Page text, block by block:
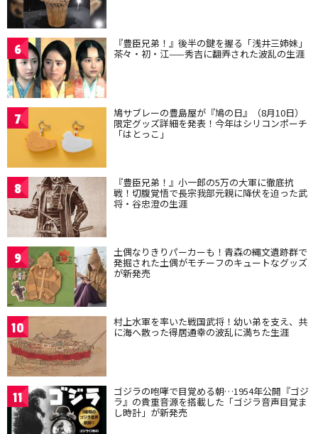
6 『豊臣兄弟！』後半の鍵を握る「浅井三姉妹」
茶々・初・江——秀吉に翻弄された波乱の生涯
7 鳩サブレーの豊島屋が『鳩の日』（8月10日）
限定グッズ詳細を発表！今年はシリコンポーチ
「はとっこ」
8 『豊臣兄弟！』小一郎の5万の大軍に徹底抗
戦！切腹覚悟で長宗我部元親に降伏を迫った武
将・谷忠澄の生涯
9 土偶なりきりパーカーも！青森の縄文遺跡群で
発掘された土偶がモチーフのキュートなグッズ
が新発売
10 村上水軍を率いた戦国武将！幼い弟を支え、共
に海へ散った得居通幸の波乱に満ちた生涯
11 ゴジラの咆哮で目覚める朝…1954年公開『ゴジ
ラ』の貴重音源を搭載した「ゴジラ音声目覚ま
し時計」が新発売